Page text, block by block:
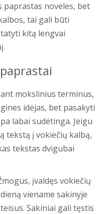
paprastas noveles, bet
tai gali būti
kitą lengvai
mokslinius terminus,
idėjas, bet pasakyti
labai sudėtinga. Jeigu
tekstą į vokiečių kalbą,
tekstas dvigubai
įvaldęs vokiečių
viename sakinyje
Sakiniai gali tęstis